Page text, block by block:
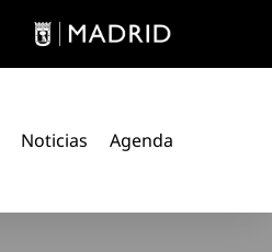
Noticias Agenda